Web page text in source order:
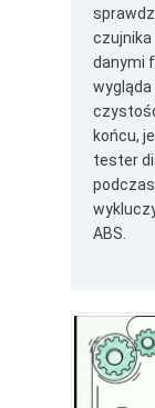
danymi
wygląda
końcu,
tester
ABS.